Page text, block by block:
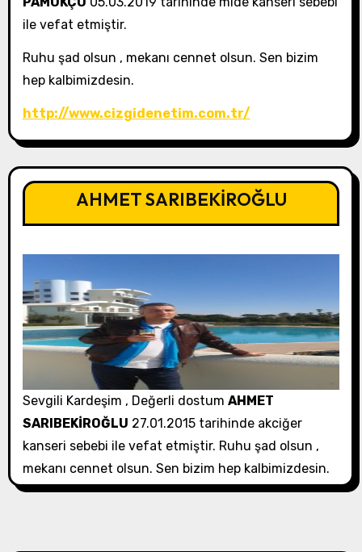
ile vefat etmiştir.
Ruhu şad olsun , mekanı cennet olsun. Sen bizim
hep kalbimizdesin.
http://www.cizgidenetim.com.tr/
AHMET SARIBEKİROĞLU
Sevgili Kardeşim , Değerli dostum AHMET
SARIBEKİROĞLU 27.01.2015 tarihinde akciğer
kanseri sebebi ile vefat etmiştir. Ruhu şad olsun ,
mekanı cennet olsun. Sen bizim hep kalbimizdesin.